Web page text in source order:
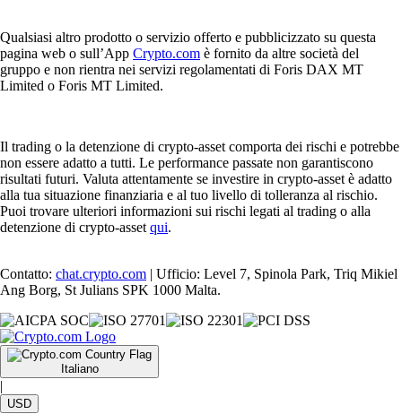
Qualsiasi altro prodotto o servizio offerto e pubblicizzato su questa
pagina web o sull’App Crypto.com è fornito da altre società del
gruppo e non rientra nei servizi regolamentati di Foris DAX MT
Limited o Foris MT Limited.
Il trading o la detenzione di crypto-asset comporta dei rischi e potrebbe
non essere adatto a tutti. Le performance passate non garantiscono
risultati futuri. Valuta attentamente se investire in crypto-asset è adatto
alla tua situazione finanziaria e al tuo livello di tolleranza al rischio.
Puoi trovare ulteriori informazioni sui rischi legati al trading o alla
detenzione di crypto-asset qui.
Contatto: chat.crypto.com | Ufficio: Level 7, Spinola Park, Triq Mikiel
Ang Borg, St Julians SPK 1000 Malta.
Italiano
|
USD